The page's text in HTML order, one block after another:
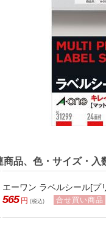
商品、色・サイズ・入
エーワン ラベルシール[プ
565 円 (税込) 合せ買い商品